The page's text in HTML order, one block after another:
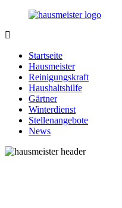
Zurück
Inhalt
Hausmeister.de
rund
Ihren
Haushalt
Startseite
Hausmeister
Reinigungskraft
Haushaltshilfe
Gärtner
Winterdienst
Stellenangebote
News